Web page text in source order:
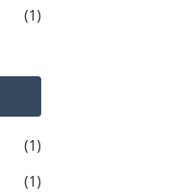
(1)
(1)
(1)